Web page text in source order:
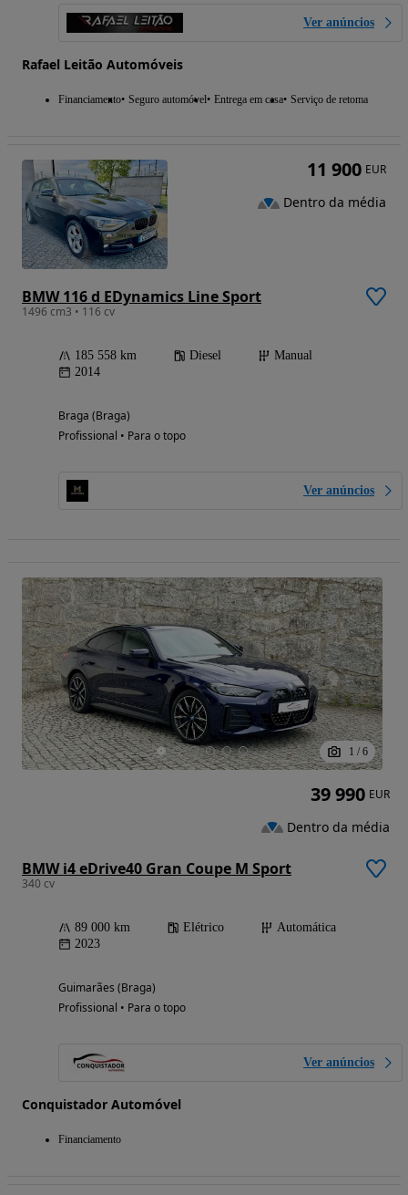
Ver anúncios
Rafael Leitão Automóveis
Financiamento Seguro automóvel Entrega em casa Serviço de retoma
BMW 116 d EDynamics Line Sport
1496 cm3 • 116 cv
185 558 km Diesel
Manual
2014
Braga (Braga)
Profissional • Para o topo
Ver anúncios
11 900 EUR
Dentro da média
1 / 6
BMW i4 eDrive40 Gran Coupe M Sport
340 cv
89 000 km Elétrico
Automática
2023
Guimarães (Braga)
Profissional • Para o topo
Ver anúncios
Conquistador Automóvel
Financiamento
39 990 EUR
Dentro da média